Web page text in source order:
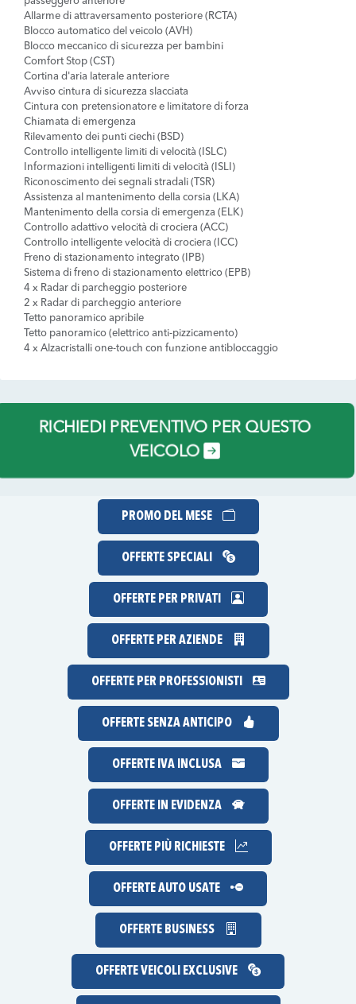
Allarme di attraversamento posteriore (RCTA)
Blocco automatico del veicolo (AVH)
Blocco meccanico di sicurezza per bambini
Comfort Stop (CST)
Cortina d'aria laterale anteriore
Avviso cintura di sicurezza slacciata
Cintura con pretensionatore e limitatore di forza
Chiamata di emergenza
Rilevamento dei punti ciechi (BSD)
Controllo intelligente limiti di velocità (ISLC)
Informazioni intelligenti limiti di velocità (ISLI)
Riconoscimento dei segnali stradali (TSR)
Assistenza al mantenimento della corsia (LKA)
Mantenimento della corsia di emergenza (ELK)
Controllo adattivo velocità di crociera (ACC)
Controllo intelligente velocità di crociera (ICC)
Freno di stazionamento integrato (IPB)
Sistema di freno di stazionamento elettrico (EPB)
4 x Radar di parcheggio posteriore
2 x Radar di parcheggio anteriore
Tetto panoramico apribile
Tetto panoramico (elettrico anti-pizzicamento)
4 x Alzacristalli one-touch con funzione antibloccaggio
RICHIEDI PREVENTIVO PER QUESTO
VEICOLO
PROMO DEL MESE
OFFERTE SPECIALI
OFFERTE PER PRIVATI
OFFERTE PER AZIENDE
OFFERTE PER PROFESSIONISTI
OFFERTESENZA ANTICIPO
OFFERTE IVA INCLUSA
OFFERTE IN EVIDENZA
OFFERTE PIÙ RICHIESTE
OFFERTE AUTO USATE
OFFERTE BUSINESS
OFFERTE VEICOLI EXCLUSIVE